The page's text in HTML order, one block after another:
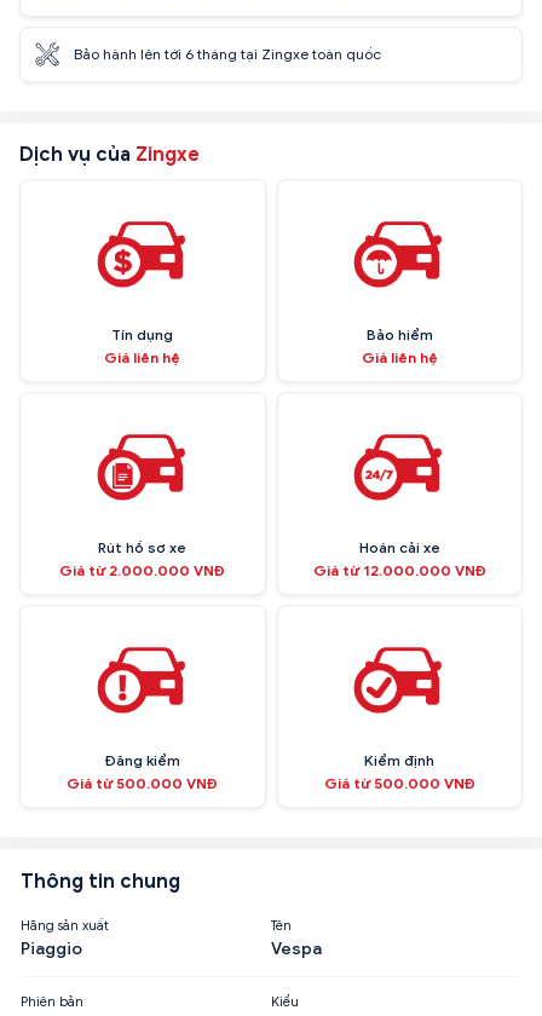
Bảo hành lên tới 6 tháng tại Zingxe toàn quốc
Dịch vụ của Zingxe
Tín dụng
Giá liên hệ
Bảo hiểm
Giá liên hệ
Rút hồ sơ xe
Giá từ 2.000.000 VNĐ
Hoán cải xe
Giá từ 12.000.000 VNĐ
Đăng kiểm
Giá từ 500.000 VNĐ
Kiểm định
Giá từ 500.000 VNĐ
Thông tin chung
Hãng sản xuất
Piaggio
Tên
Vespa
Phiên bản Kiểu